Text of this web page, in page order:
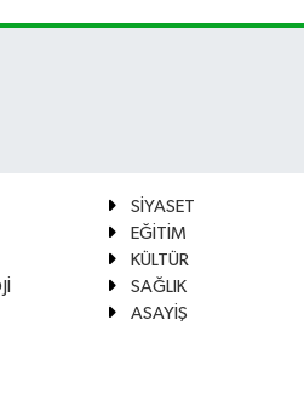
SİYASET
EĞİTİM
KÜLTÜR
SAĞLIK
ASAYİŞ